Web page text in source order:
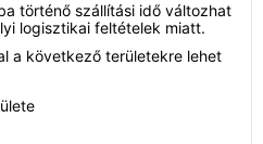
történő szállítási idő változhat
logisztikai feltételek miatt.
a következő területekre lehet